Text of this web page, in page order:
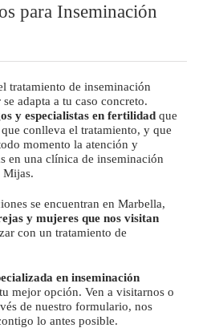
para Inseminación
tratamiento de inseminación
adapta a tu caso concreto.
y especialistas en fertilidad que
conlleva el tratamiento, y que
momento la atención y
en una clínica de inseminación
Mijas.
se encuentran en Marbella,
y mujeres que nos visitan
con un tratamiento de
en inseminación
mejor opción. Ven a visitarnos o
de nuestro formulario, nos
lo antes posible.